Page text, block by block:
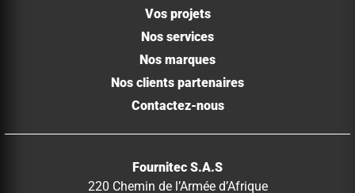
Vos projets
Nos services
Nos marques
Nos clients partenaires
Contactez-nous
Fournitec S.A.S
220 Chemin de l’Armée d’Afrique